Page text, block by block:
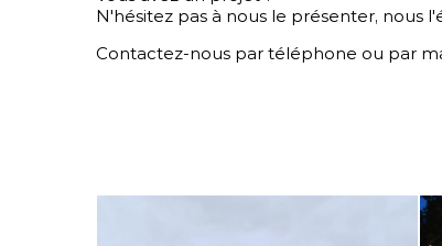
N'hésitez pas à nous le présenter, nous
Contactez-nous par téléphone ou par